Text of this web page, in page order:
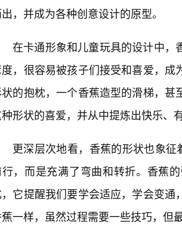
，并成为各种创意设计的原型。
在卡通形象和儿童玩具的设计中，
，很容易被孩子们接受和喜爱，
的抱枕，一个香蕉造型的滑梯，
形状的喜爱，并从中提炼出快乐、
更深层次地看，香蕉的形状也象征
，而是充满了弯曲和转折。香蕉
它提醒我们要学会适应，学会变
一样，虽然过程需要一些技巧，但